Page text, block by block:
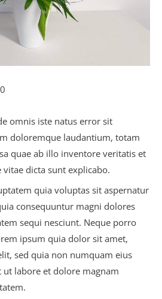
omnis iste natus error sit
doloremque laudantium, totam
quae ab illo inventore veritatis et
dicta sunt explicabo.
quia voluptas sit aspernatur
consequuntur magni dolores
sequi nesciunt. Neque porro
ipsum quia dolor sit amet,
sed quia non numquam eius
labore et dolore magnam